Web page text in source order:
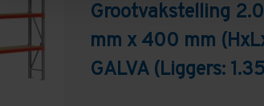
Grootvakstelling
mm x 400 mm
GALVA (Liggers: